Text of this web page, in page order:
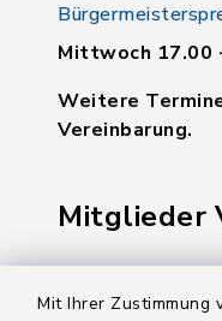
Mit Ihrer Zustimmung
Mittwoch 17.00
Weitere
Vereinbarung.
Mitglieder
Markt